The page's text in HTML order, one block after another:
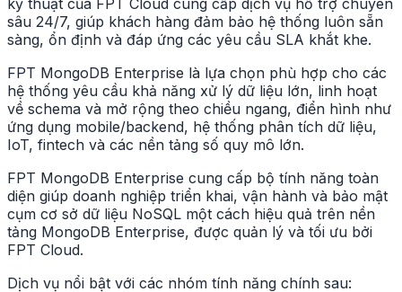
kỹ thuật của FPT Cloud cung cấp dịch vụ hỗ trợ chuyên
sâu 24/7, giúp khách hàng đảm bảo hệ thống luôn sẵn
sàng, ổn định và đáp ứng các yêu cầu SLA khắt khe.
FPT MongoDB Enterprise là lựa chọn phù hợp cho các
hệ thống yêu cầu khả năng xử lý dữ liệu lớn, linh hoạt
về schema và mở rộng theo chiều ngang, điển hình như
ứng dụng mobile/backend, hệ thống phân tích dữ liệu,
IoT, fintech và các nền tảng số quy mô lớn.
FPT MongoDB Enterprise cung cấp bộ tính năng toàn
diện giúp doanh nghiệp triển khai, vận hành và bảo mật
cụm cơ sở dữ liệu NoSQL một cách hiệu quả trên nền
tảng MongoDB Enterprise, được quản lý và tối ưu bởi
FPT Cloud.
Dịch vụ nổi bật với các nhóm tính năng chính sau: